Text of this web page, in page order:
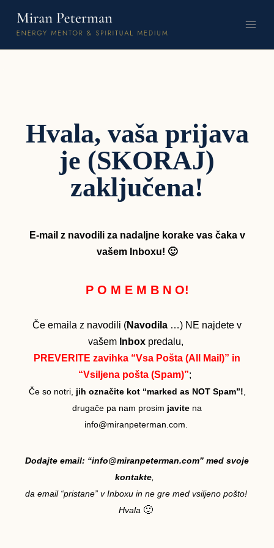
Hvala, vaša prijava
je (SKORAJ)
zaključena!
E-mail z navodili za nadaljne korake vas čaka v
vašem Inboxu! 🙂
P O M E M B N O!
Če emaila z navodili (Navodila …) NE najdete v
vašem Inbox predalu,
PREVERITE zavihka “Vsa Pošta (All Mail)” in
“Vsiljena pošta (Spam)”;
Če so notri, jih označite kot “marked as NOT Spam”!
drugače pa nam prosim javite na
info@miranpeterman.com.
Dodajte email: “info@miranpeterman.com” med svoje
kontakte
da email “pristane” v Inboxu in ne gre med vsiljeno pošto!
Hvala 🙂